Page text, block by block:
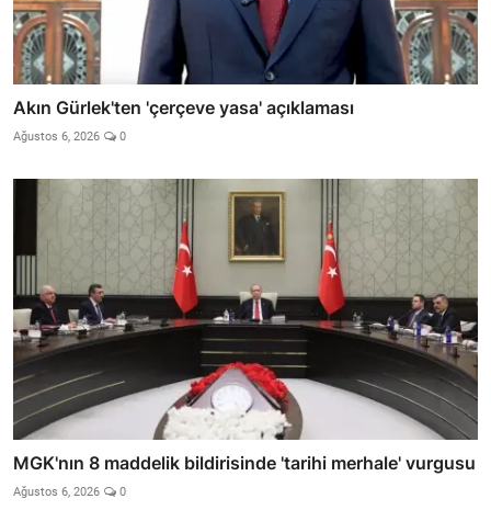
Akın Gürlek'ten 'çerçeve yasa' açıklaması
Ağustos 6, 2026 0
MGK'nın 8 maddelik bildirisinde 'tarihi merhale' vurgusu
Ağustos 6, 2026 0